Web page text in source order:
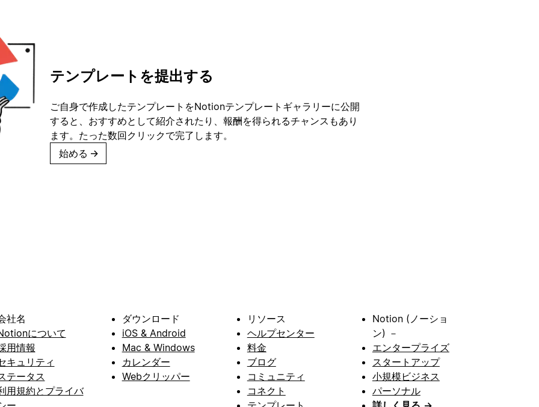
テンプレートを提出する
ご自身で作成したテンプレートをNotionテンプレートギャラリーに公開
すると、おすすめとして紹介されたり、報酬を得られるチャンスもあり
ます。たった数回クリックで完了します。
始める →
社名
について
用情報
キュリティ
テータス
用規約とプライバ
ダウンロード
iOS & Android
Mac & Windows
カレンダー
Webクリッパー
リソース
ヘルプセンター
料金
ブログ
コミュニティ
コネクト
Notion (ノーショ
ン) －
エンタープライズ
スタートアップ
小規模ビジネス
パーソナル